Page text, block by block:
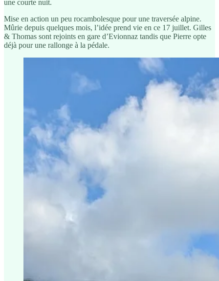
une courte nuit.
Mise en action un peu rocambolesque pour une traversée alpine.
Mûrie depuis quelques mois, l’idée prend vie en ce 17 juillet. Gilles
& Thomas sont rejoints en gare d’Evionnaz tandis que Pierre opte
déjà pour une rallonge à la pédale.